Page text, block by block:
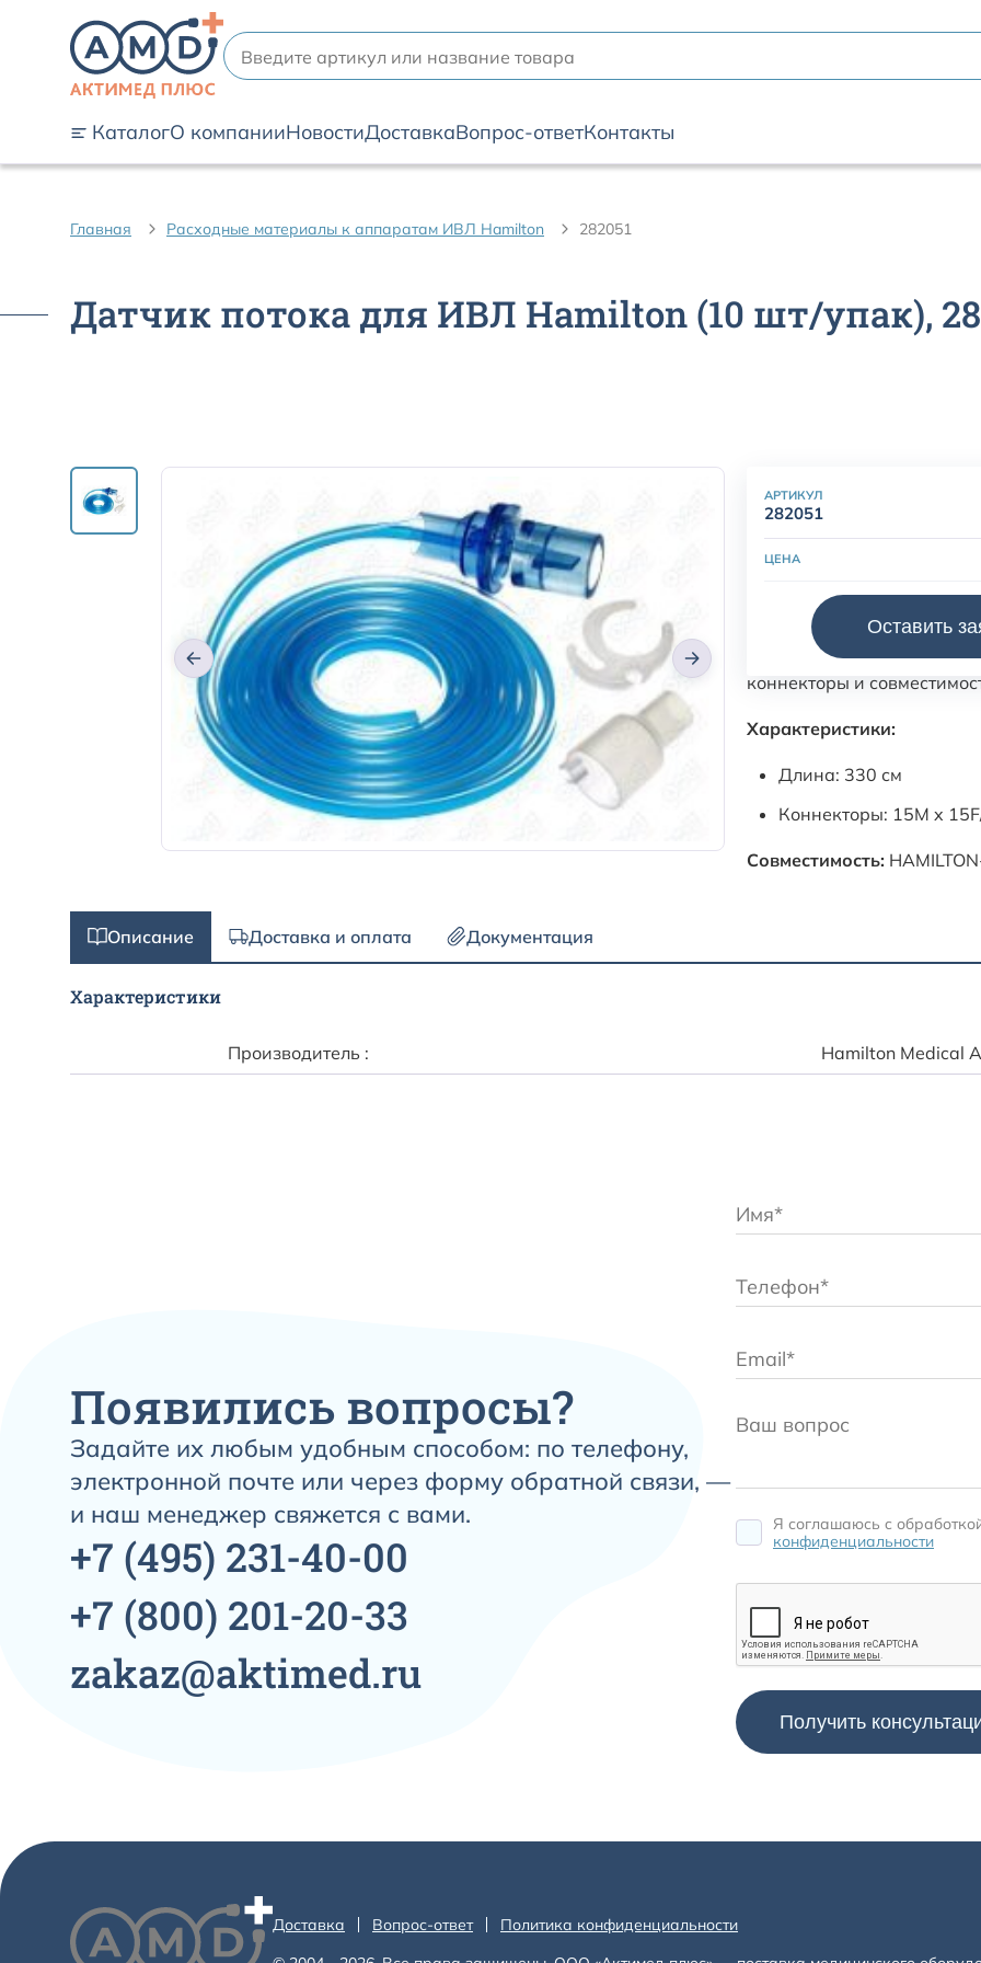
КаталогО компанииНовостиДоставкаВопрос-ответКонтакты
Главная Расходные материалы к аппаратам ИВЛ Hamilton 282051
Датчик потока для ИВЛ Hamilton (10 шт/упак),
АРТИКУЛ
282051
ЦЕНА
Оставить
Датчик потока для ИВЛ
При подборе
коннекторы и
Характеристики:
Длина: 330 см
Коннекторы: 15M x
Совместимость:
Описание Доставка и оплата Документация
Характеристики
Производитель : Hamilton Medical
Появились вопросы?
Задайте их любым удобным способом: по телефону,
электронной почте или через форму обратной связи, —
и наш менеджер свяжется с вами.
+7 (495) 231-40-00
+7 (800) 201-20-33
zakaz@aktimed.ru
Я соглашаюсь c
конфиденциальности
Доставка Вопрос-ответ
Политика конфиденциальности